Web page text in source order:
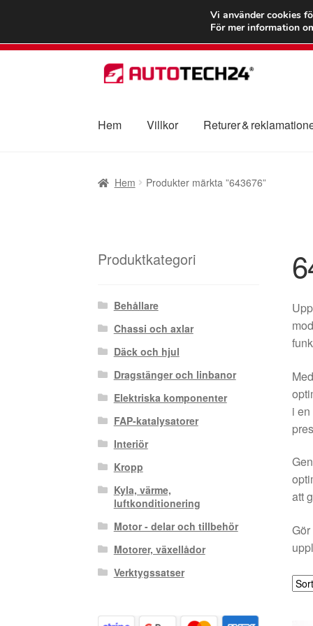
FRAKT från
Hoppa
till
Hoppa
till
Hem
Villkor Returer &
Hem Produkter märkta ”643676”
i
att
Produktkategori
Behållare
Chassi och axlar
Däck och hjul
Dragstänger och linbanor
Elektriska komponenter
FAP-katalysatorer
Interiör
Kropp
Kyla, värme,
luftkonditionering
Motor - delar och tillbehör
Motorer, växellådor
Verktygssatser
Vi använder cookies
För mer information